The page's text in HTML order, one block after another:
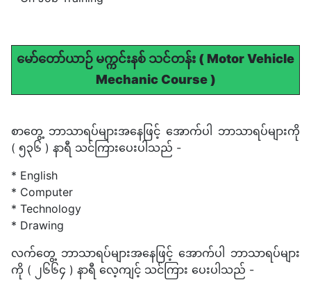
မော်တော်ယာဉ် မက္ကင်းနစ် သင်တန်း ( Motor Vehicle
Mechanic Course )
စာတွေ့ ဘာသာရပ်များအနေဖြင့် အောက်ပါ ဘာသာရပ်များကို
( ၅၃၆ ) နာရီ သင်ကြားပေးပါသည် -
* English
* Computer
* Technology
* Drawing
လက်တွေ့ ဘာသာရပ်များအနေဖြင့် အောက်ပါ ဘာသာရပ်များ
ကို ( ၂၆၆၄ ) နာရီ လေ့ကျင့် သင်ကြား ပေးပါသည် -